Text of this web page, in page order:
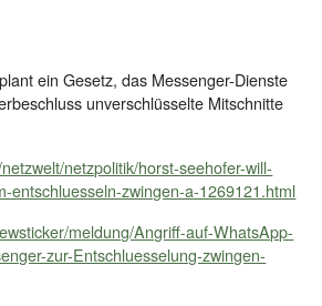
ein Gesetz, das Messenger-Dienste
unverschlüsselte Mitschnitte
netzpolitik/horst-seehofer-will-
entschluesseln-zwingen-a-1269121.html
meldung/Angriff-auf-WhatsApp-
zur-Entschluesselung-zwingen-